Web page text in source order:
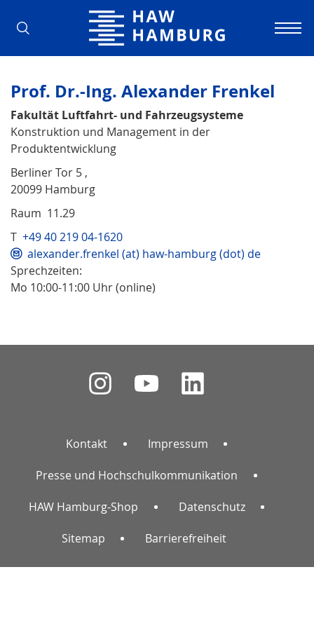
Hochschule für Angewandte
Prof. Dr.-Ing. Alexander Frenkel
Fakultät Luftfahrt- und Fahrzeugsysteme
Konstruktion und Management in der
Produktentwicklung
Berliner Tor 5 ,
20099 Hamburg
Raum 11.29
T +49 40 219 04-1620
alexander.frenkel (at) haw-hamburg (dot) de
Sprechzeiten:
Mo 10:00-11:00 Uhr (online)
Kontakt Impressum
Presse und Hochschulkommunikation
HAW Hamburg-Shop Datenschutz
Sitemap Barrierefreiheit